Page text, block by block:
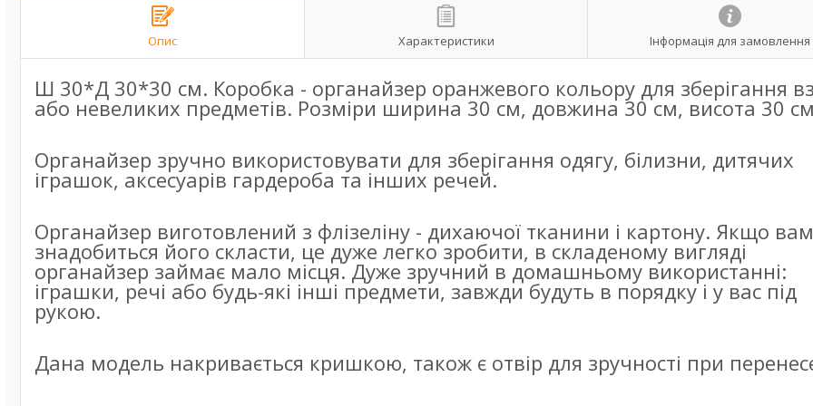
Опис Характеристики Інформація для замовлення
Ш 30*Д 30*30 см. Коробка - органайзер оранжевого кольору для зберігання
або невеликих предметів. Розміри ширина 30 см, довжина 30 см, висота 30
Органайзер зручно використовувати для зберігання одягу, білизни, дитячих
іграшок, аксесуарів гардероба та інших речей.
Органайзер виготовлений з флізеліну - дихаючої тканини і картону. Якщо вам
знадобиться його скласти, це дуже легко зробити, в складеному вигляді
органайзер займає мало місця. Дуже зручний в домашньому використанні:
іграшки, речі або будь-які інші предмети, завжди будуть в порядку і у вас під
рукою.
Дана модель накривається кришкою, також є отвір для зручності при